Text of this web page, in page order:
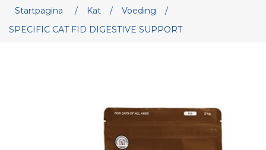
Startpagina / Kat / Voeding
/
SPECIFIC CAT FID DIGESTIVE SUPPORT